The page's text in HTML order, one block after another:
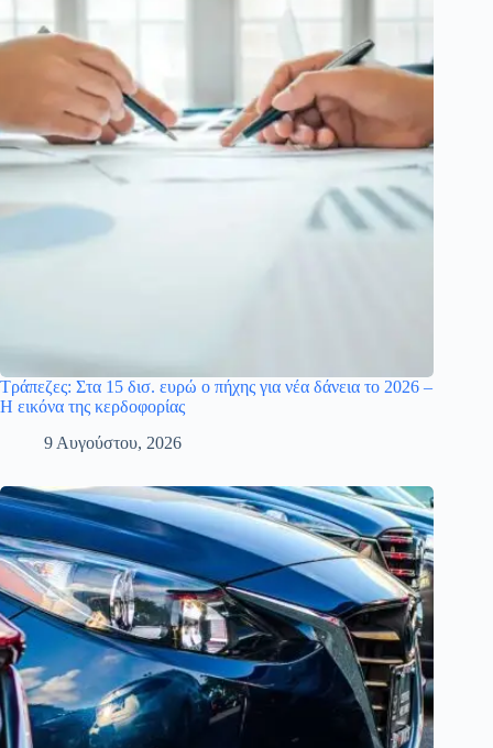
Τράπεζες: Στα 15 δισ. ευρώ ο πήχης για νέα δάνεια το 2026 –
Η εικόνα της κερδοφορίας
9 Αυγούστου, 2026